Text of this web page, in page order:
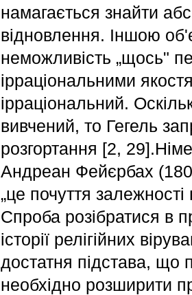
намагається знайти
відновлення. Іншою
неможливість „щось"
ірраціональними
ірраціональний.
вивчений, то Гегель
розгортання [2,
Андреан Фейєрбах
„це почуття
Спроба розібратися в
історії релігійних
достатня підстава, що
необхідно розширити